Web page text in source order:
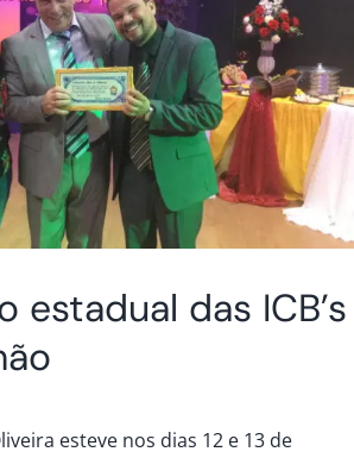
estadual das ICB’s
esteve nos dias 12 e 13 de